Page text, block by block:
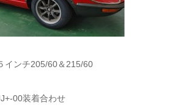
インチ205/60＆215/60
00装着合わせ